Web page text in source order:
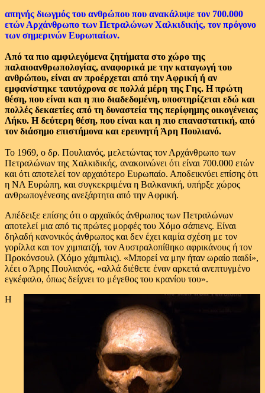
απηνής διωγμός του ανθρώπου που ανακάλυψε τον 700.000
ετών Αρχάνθρωπο των Πετραλώνων Χαλκιδικής, τον πρόγονο
των σημερινών Ευρωπαίων.
Από τα πιο αμφιλεγόμενα ζητήματα στο χώρο της
παλαιοανθρωπολογίας, αναφορικά με την καταγωγή του
ανθρώπου, είναι αν προέρχεται από την Αφρική ή αν
εμφανίστηκε ταυτόχρονα σε πολλά μέρη της Γης. Η πρώτη
θέση, που είναι και η πιο διαδεδομένη, υποστηρίζεται εδώ και
πολλές δεκαετίες από τη δυναστεία της περίφημης οικογένειας
Λήκυ. Η δεύτερη θέση, που είναι και η πιο επαναστατική, από
τον διάσημο επιστήμονα και ερευνητή Άρη Πουλιανό.
Το 1969, ο δρ. Πουλιανός, μελετώντας τον Αρχάνθρωπο των
Πετραλώνων της Χαλκιδικής, ανακοινώνει ότι είναι 700.000 ετών
και ότι αποτελεί τον αρχαιότερο Ευρωπαίο. Αποδεικνύει επίσης ότι
η ΝΑ Ευρώπη, και συγκεκριμένα η Βαλκανική, υπήρξε χώρος
ανθρωπογένεσης ανεξάρτητα από την Αφρική.
Απέδειξε επίσης ότι ο αρχαϊκός άνθρωπος των Πετραλώνων
αποτελεί μια από τις πρώτες μορφές του Χόμο σάπιενς. Είναι
δηλαδή κανονικός άνθρωπος και δεν έχει καμία σχέση με τον
γορίλλα και τον χιμπατζή, τον Αυστραλοπίθηκο αφρικάνους ή τον
Προκόνσουλ (Χόμο χάμπιλις). «Μπορεί να μην ήταν ωραίο παιδί»,
λέει ο Άρης Πουλιανός, «αλλά διέθετε έναν αρκετά ανεπτυγμένο
εγκέφαλο, όπως δείχνει το μέγεθος του κρανίου του».
Η